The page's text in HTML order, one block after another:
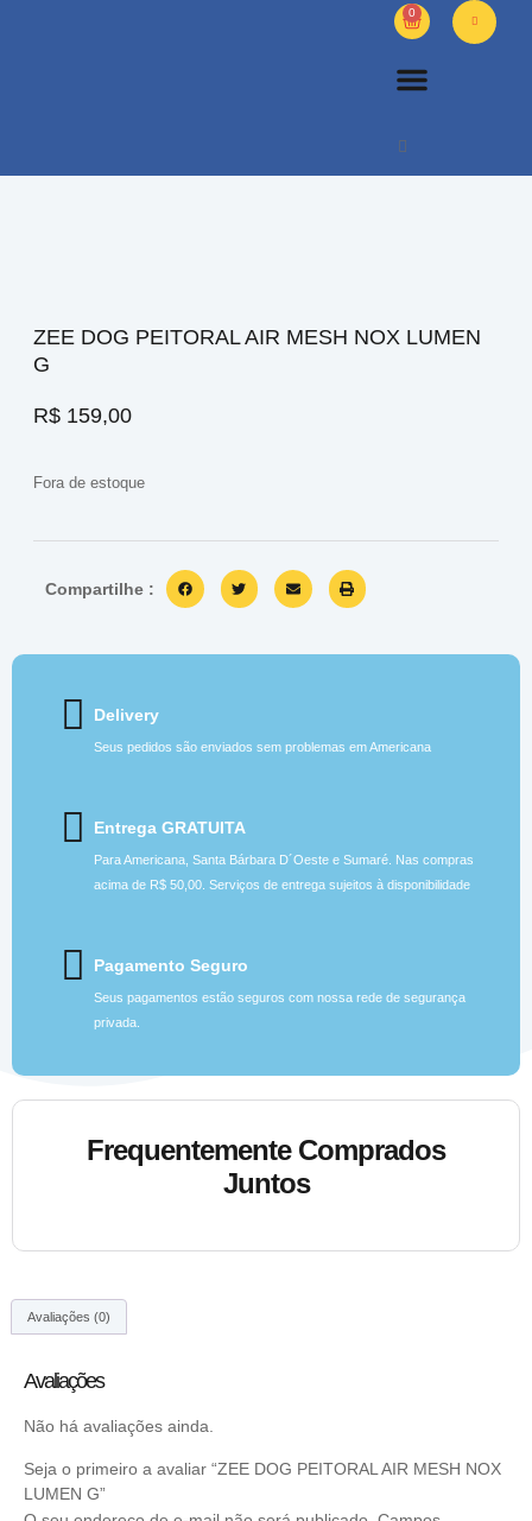
0
ZEE DOG PEITORAL AIR MESH NOX LUMEN
G
R$ 159,00
Fora de estoque
Compartilhe :
Delivery
Seus pedidos são enviados sem problemas em Americana
Entrega GRATUITA
Para Americana, Santa Bárbara D´Oeste e Sumaré. Nas compras
acima de R$ 50,00. Serviços de entrega sujeitos à disponibilidade
Pagamento Seguro
Seus pagamentos estão seguros com nossa rede de segurança
privada.
Frequentemente Comprados
Juntos
Avaliações (0)
Avaliações
Não há avaliações ainda.
Seja o primeiro a avaliar “ZEE DOG PEITORAL AIR MESH NOX
LUMEN G”